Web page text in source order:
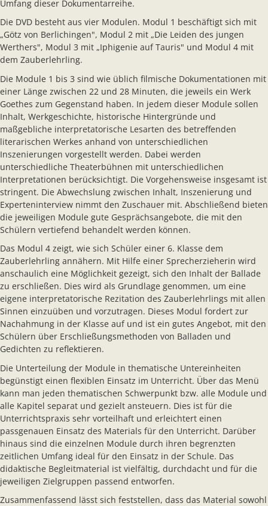
Umfang dieser Dokumentarreihe.
Die DVD besteht aus vier Modulen. Modul 1 beschäftigt sich mit
„Götz von Berlichingen", Modul 2 mit „Die Leiden des jungen
Werthers", Modul 3 mit „Iphigenie auf Tauris" und Modul 4 mit
dem Zauberlehrling.
Die Module 1 bis 3 sind wie üblich filmische Dokumentationen mit
einer Länge zwischen 22 und 28 Minuten, die jeweils ein Werk
Goethes zum Gegenstand haben. In jedem dieser Module sollen
Inhalt, Werkgeschichte, historische Hintergründe und
maßgebliche interpretatorische Lesarten des betreffenden
literarischen Werkes anhand von unterschiedlichen
Inszenierungen vorgestellt werden. Dabei werden
unterschiedliche Theaterbühnen mit unterschiedlichen
Interpretationen berücksichtigt. Die Vorgehensweise insgesamt ist
stringent. Die Abwechslung zwischen Inhalt, Inszenierung und
Experteninterview nimmt den Zuschauer mit. Abschließend bieten
die jeweiligen Module gute Gesprächsangebote, die mit den
Schülern vertiefend behandelt werden können.
Das Modul 4 zeigt, wie sich Schüler einer 6. Klasse dem
Zauberlehrling annähern. Mit Hilfe einer Sprecherzieherin wird
anschaulich eine Möglichkeit gezeigt, sich den Inhalt der Ballade
zu erschließen. Dies wird als Grundlage genommen, um eine
eigene interpretatorische Rezitation des Zauberlehrlings mit allen
Sinnen einzuüben und vorzutragen. Dieses Modul fordert zur
Nachahmung in der Klasse auf und ist ein gutes Angebot, mit den
Schülern über Erschließungsmethoden von Balladen und
Gedichten zu reflektieren.
Die Unterteilung der Module in thematische Untereinheiten
begünstigt einen flexiblen Einsatz im Unterricht. Über das Menü
kann man jeden thematischen Schwerpunkt bzw. alle Module und
alle Kapitel separat und gezielt ansteuern. Dies ist für die
Unterrichtspraxis sehr vorteilhaft und erleichtert einen
passgenauen Einsatz des Materials für den Unterricht. Darüber
hinaus sind die einzelnen Module durch ihren begrenzten
zeitlichen Umfang ideal für den Einsatz in der Schule. Das
didaktische Begleitmaterial ist vielfältig, durchdacht und für die
jeweiligen Zielgruppen passend entworfen.
Zusammenfassend lässt sich feststellen, dass das Material sowohl